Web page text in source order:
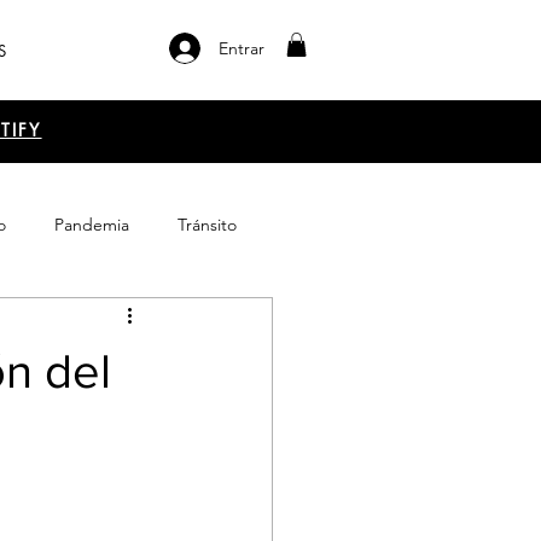
Entrar
Pandemia Tránsito
Emprendimiento
del